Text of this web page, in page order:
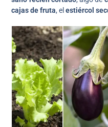
cajas de fruta, elestiércol